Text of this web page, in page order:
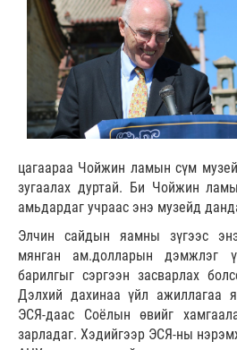
цагаараа Чойжин ламын сүм
зугаалах дуртай. Би Чойжин
амьдардаг учраас энэ музейд
Элчин сайдын яамны зүгээс
мянган ам.долларын дэмжлэг
барилгыг сэргээн засварлах
Дэлхий дахинаа үйл ажиллагаа
ЭСЯ-даас Соёлын өвийг
зарладаг. Хэдийгээр ЭСЯ-ны